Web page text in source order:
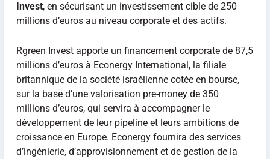
Invest, en sécurisant un investissement cible de 250
millions d’euros au niveau corporate et des actifs.
Rgreen Invest apporte un financement corporate de 87,5
millions d’euros à Econergy International, la filiale
britannique de la société israélienne cotée en bourse,
sur la base d’une valorisation pre-money de 350
millions d’euros, qui servira à accompagner le
développement de leur pipeline et leurs ambitions de
croissance en Europe. Econergy fournira des services
d’ingénierie, d’approvisionnement et de gestion de la